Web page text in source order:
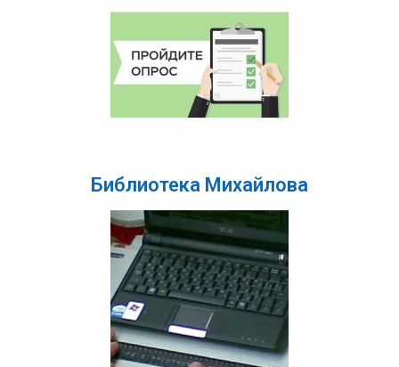
Библиотека Михайлова